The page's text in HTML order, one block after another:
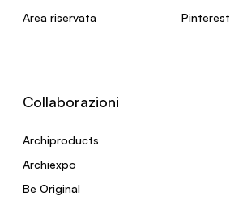
Area riservata
Pinterest
Collaborazioni
Archiproducts
Archiexpo
Be Original